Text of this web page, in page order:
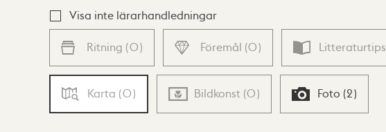
Visa inte lärarhandledningar
Ritning (0) Föremål (0) Litteraturtips
Karta (0) Bildkonst (0) Foto (2)